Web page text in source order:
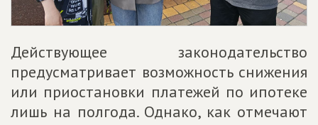
Действующее законодательство
предусматривает возможность снижения
или приостановки платежей по ипотеке
лишь на полгода. Однако, как отмечают